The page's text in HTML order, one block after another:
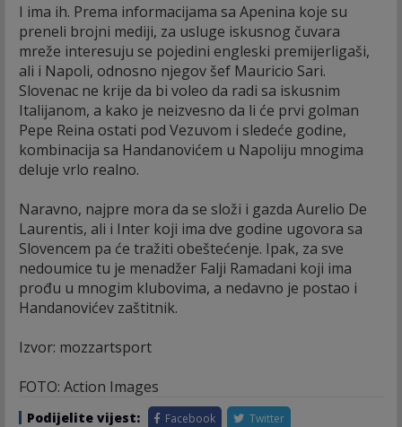
I ima ih. Prema informacijama sa Apenina koje su
preneli brojni mediji, za usluge iskusnog čuvara
mreže interesuju se pojedini engleski premijerligaši,
ali i Napoli, odnosno njegov šef Mauricio Sari.
Slovenac ne krije da bi voleo da radi sa iskusnim
Italijanom, a kako je neizvesno da li će prvi golman
Pepe Reina ostati pod Vezuvom i sledeće godine,
kombinacija sa Handanovićem u Napoliju mnogima
deluje vrlo realno.
Naravno, najpre mora da se složi i gazda Aurelio De
Laurentis, ali i Inter koji ima dve godine ugovora sa
Slovencem pa će tražiti obeštećenje. Ipak, za sve
nedoumice tu je menadžer Falji Ramadani koji ima
prođu u mnogim klubovima, a nedavno je postao i
Handanovićev zaštitnik.
Izvor: mozzartsport
FOTO: Action Images
Podijelite vijest: Facebook Twitter